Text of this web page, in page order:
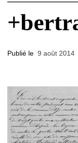
Publié le 9 août 2014